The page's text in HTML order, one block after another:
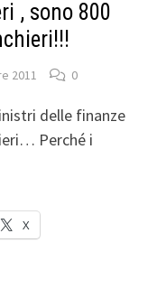
, sono 800
2011 0
delle finanze
Perché i
X